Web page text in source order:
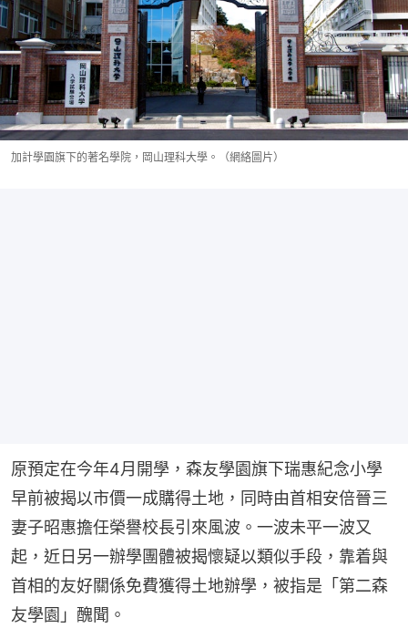
加計學園旗下的著名學院，岡山理科大學。（網絡圖片）
原預定在今年4月開學，森友學園旗下瑞惠紀念小學
早前被揭以市價一成購得土地，同時由首相安倍晉三
妻子昭惠擔任榮譽校長引來風波。一波未平一波又
起，近日另一辦學團體被揭懷疑以類似手段，靠着與
首相的友好關係免費獲得土地辦學，被指是「第二森
友學園」醜聞。